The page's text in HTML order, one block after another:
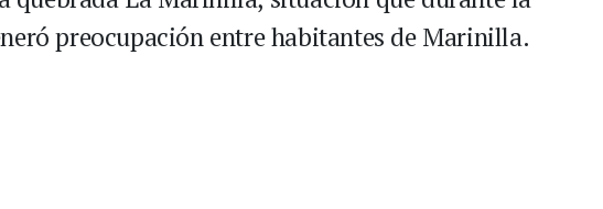
preocupación entre habitantes de Marinilla.